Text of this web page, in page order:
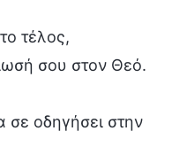
τέλος,
σου στον Θεό.
σε οδηγήσει στην